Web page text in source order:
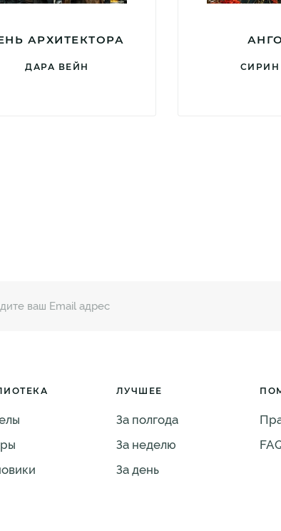
АРХИТЕКТОРА
ДАРА ВЕЙН СИРИН
ЛУЧШЕЕ
За полгода
За неделю
За день